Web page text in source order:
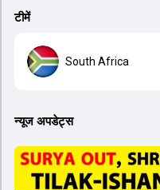
टीमें
South Africa
न्यूज अपडेट्स